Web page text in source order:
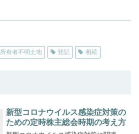
所有者不明土地 登記 相続
新型コロナウイルス感染症対策の
ための定時株主総会時期の考え方